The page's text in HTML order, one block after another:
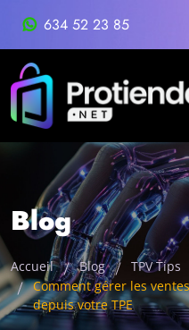
634 52 23 85
Blog
Accueil Blog
TPV Tips
Comment gérer les
depuis votre TPE